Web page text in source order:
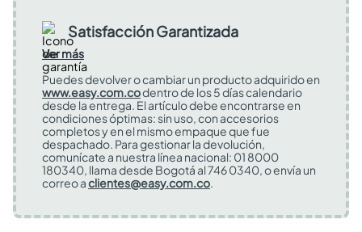
Satisfacción Garantizada
Ver más
Puedes devolver o cambiar un producto adquirido en
www.easy.com.codentro de los 5 días calendario
desde la entrega. El artículo debe encontrarse en
condiciones óptimas: sin uso, con accesorios
completos y en el mismo empaque que fue
despachado. Para gestionar la devolución,
comunícate a nuestra línea nacional: 01 8000
180340, llama desde Bogotá al 746 0340, o envía un
correo aclientes@easy.com.co.